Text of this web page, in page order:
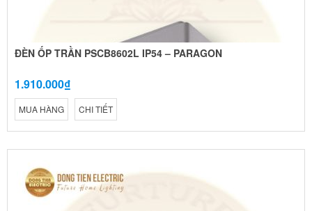
ĐÈN ỐP TRẦN PSCB8602L IP54 – PARAGON
1.910.000₫
MUA HÀNG CHI TIẾT